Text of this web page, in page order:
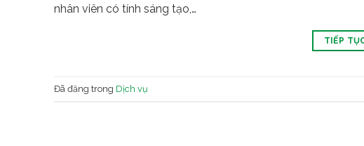
nhân viên có tính sáng tạo,…
TIẾP
Đã đăng trong Dịch vụ